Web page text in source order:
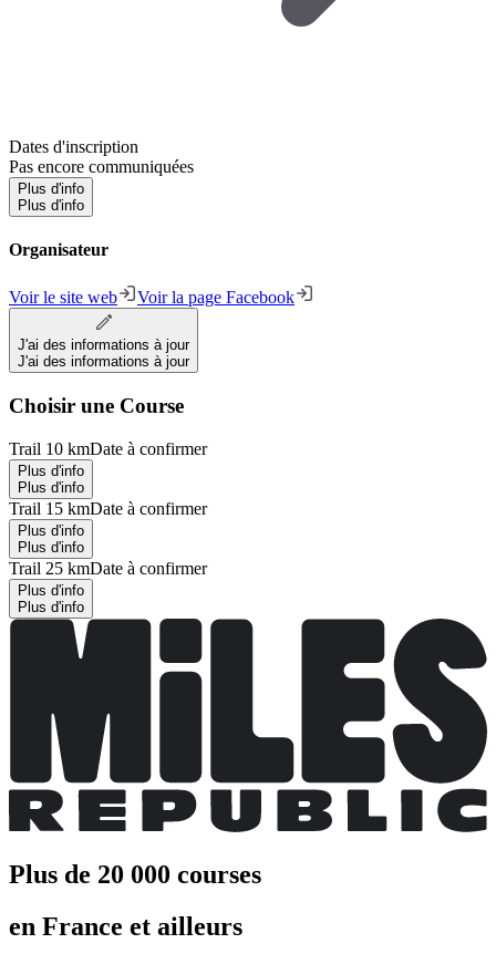
Dates d'inscription
Pas encore communiquées
Plus d'info
Plus d'info
Organisateur
Voir le site web Voir la page Facebook
J'ai des informations à jour
J'ai des informations à jour
Choisir une Course
Trail 10 kmDate à confirmer
Plus d'info
Plus d'info
Trail 15 kmDate à confirmer
Plus d'info
Plus d'info
Trail 25 kmDate à confirmer
Plus d'info
Plus d'info
Plus de 20 000 courses
en France et ailleurs